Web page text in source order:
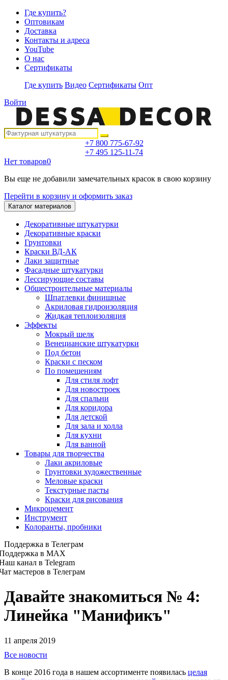
Где купить?
Оптовикам
Доставка
Контакты и адреса
YouTube
О нас
Сертификаты
Где купить Видео Сертификаты Опт
Войти
+7 800 775-67-92
+7 495 125-11-74
Нет товаров0
Вы еще не добавили замечательных красок в свою корзину
Перейти в корзину и оформить заказ
Каталог материалов
Декоративные штукатурки
Декоративные краски
Грунтовки
Краски ВД-АК
Лаки защитные
Фасадные штукатурки
Лессирующие составы
Общестроительные материалы
Шпатлевки финишные
Акриловая гидроизоляция
Жидкая теплоизоляция
Эффекты
Мокрый шелк
Венецианские штукатурки
Под бетон
Краски с песком
По помещениям
Для стиля лофт
Для новостроек
Для спальни
Для коридора
Для детской
Для зала и холла
Для кухни
Для ванной
Товары для творчества
Лаки акриловые
Грунтовки художественные
Меловые краски
Текстурные пасты
Краски для рисования
Микроцемент
Инструмент
Колоранты, пробники
Поддержка в Телеграм
в MAX
канал в Telegram
мастеров в Телеграм
Давайте знакомиться № 4: ​​​​​​​
Линейка "Манификъ"
11 апреля 2019
Все новости
В конце 2016 года в нашем ассортименте появилась целая